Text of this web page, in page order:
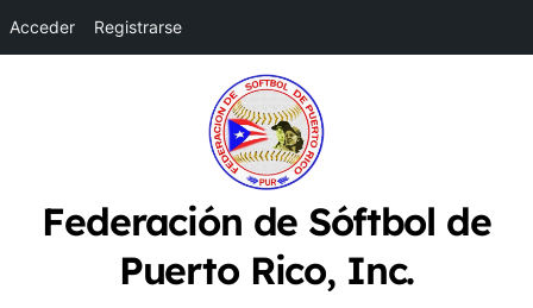
Acceder Registrarse
Federación de Sóftbol de
Puerto Rico, Inc.